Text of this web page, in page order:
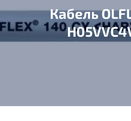
Кабель